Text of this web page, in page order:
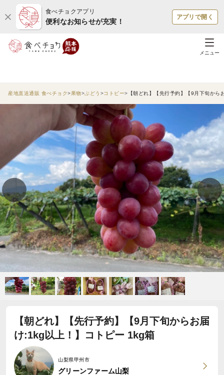
食べチョクアプリ
便利なお知らせが充実！
アプリで開く
メニュー
産地直送通販 食べチョク 果物 ぶどう コトピー 【朝どれ】【先行予約】【9月下旬か
【朝どれ】【先行予約】【9月下旬からお届
け:1kg以上！】コトピー 1kg箱
山梨県甲州市
グリーンファーム山梨